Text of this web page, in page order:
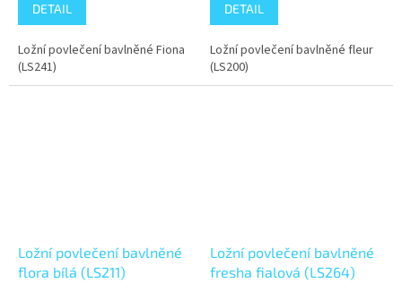
DETAIL
Ložní povlečení bavlněné Fiona
(LS241)
DETAIL
Ložní povlečení bavlněné fleur
(LS200)
Ložní povlečení bavlněné
flora bílá (LS211)
Ložní povlečení bavlněné
fresha fialová (LS264)